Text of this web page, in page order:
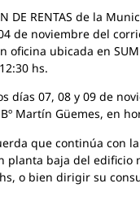
DE RENTAS de la
de noviembre del
ubicada en SUM
hs.
días 07, 08 y 09 de
Martín Güemes, en
que continúa con
planta baja del edificio
o bien dirigir su